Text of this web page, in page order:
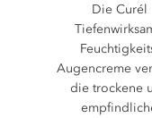
Die Curél
Augencreme
die trockene